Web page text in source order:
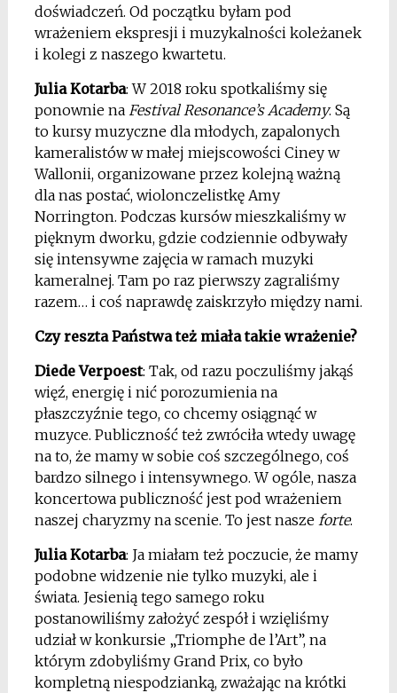
doświadczeń. Od początku byłam pod
wrażeniem ekspresji i muzykalności koleżanek
i kolegi z naszego kwartetu.
Julia Kotarba: W 2018 roku spotkaliśmy się
ponownie na Festival Resonance’s Academy. Są
to kursy muzyczne dla młodych, zapalonych
kameralistów w małej miejscowości Ciney w
Wallonii, organizowane przez kolejną ważną
dla nas postać, wiolonczelistkę Amy
Norrington. Podczas kursów mieszkaliśmy w
pięknym dworku, gdzie codziennie odbywały
się intensywne zajęcia w ramach muzyki
kameralnej. Tam po raz pierwszy zagraliśmy
razem… i coś naprawdę zaiskrzyło między nami.
Czy reszta Państwa też miała takie wrażenie?
Diede Verpoest: Tak, od razu poczuliśmy jakąś
więź, energię i nić porozumienia na
płaszczyźnie tego, co chcemy osiągnąć w
muzyce. Publiczność też zwróciła wtedy uwagę
na to, że mamy w sobie coś szczególnego, coś
bardzo silnego i intensywnego. W ogóle, nasza
koncertowa publiczność jest pod wrażeniem
naszej charyzmy na scenie. To jest nasze forte.
Julia Kotarba: Ja miałam też poczucie, że mamy
podobne widzenie nie tylko muzyki, ale i
świata. Jesienią tego samego roku
postanowiliśmy założyć zespół i wzięliśmy
udział w konkursie „Triomphe de l’Art”, na
którym zdobyliśmy Grand Prix, co było
kompletną niespodzianką, zważając na krótki